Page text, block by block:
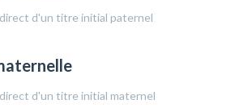
d'un titre initial paternel
d'un titre initial maternel